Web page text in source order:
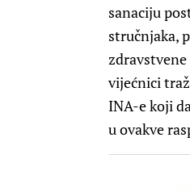
sanaciju
stručnjaka,
vijećnici
INA-e koji
u ovakve